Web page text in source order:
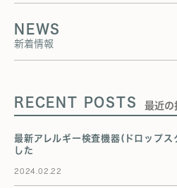
NEWS
新着情報
RECENT POSTS 最近の
最新アレルギー検査機器(ドロップス
した
2024.02.22